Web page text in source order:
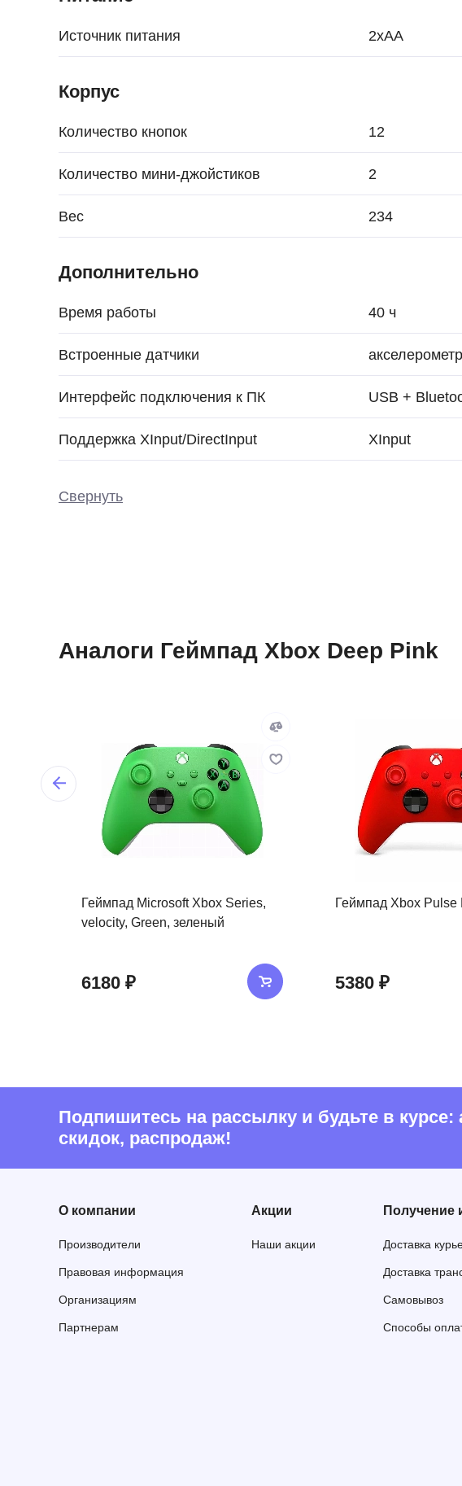
Источник питания 2xAA
Корпус
Количество кнопок 12
Количество мини-джойстиков 2
Вес 234
Дополнительно
Время работы 40 ч
Встроенные датчики
Интерфейс подключения к ПК USB +
Поддержка XInput/DirectInput XInput
Свернуть
Аналоги Геймпад Xbox Deep Pink
Геймпад Microsoft Xbox Series,
velocity, Green, зеленый
6180 ₽
Геймпад Xbox Pulse
5380 ₽
Подпишитесь на рассылку и будьте в курсе:
скидок, распродаж!
О компании
Производители
Правовая информация
Организациям
Партнерам
Акции
Наши акции
Получение
Доставка
Доставка
Самовывоз
Способы